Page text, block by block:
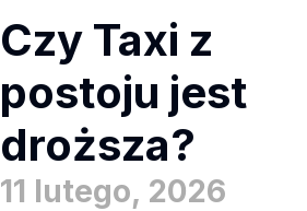
Czy Taxi z
postoju jest
droższa?
11 lutego, 2026